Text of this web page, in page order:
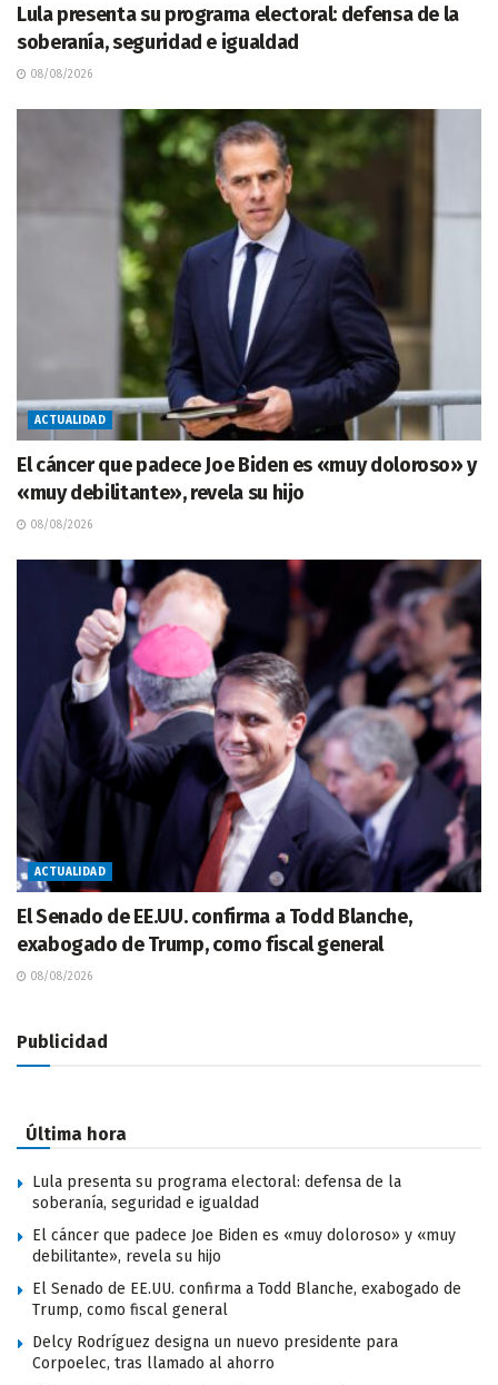
Lula presenta su programa electoral: defensa de la
soberanía, seguridad e igualdad
08/08/2026
ACTUALIDAD
El cáncer que padece Joe Biden es «muy doloroso» y
«muy debilitante», revela su hijo
08/08/2026
ACTUALIDAD
El Senado de EE.UU. confirma a Todd Blanche,
exabogado de Trump, como fiscal general
08/08/2026
Publicidad
Última hora
Lula presenta su programa electoral: defensa de la
soberanía, seguridad e igualdad
El cáncer que padece Joe Biden es «muy doloroso» y «muy
debilitante», revela su hijo
El Senado de EE.UU. confirma a Todd Blanche, exabogado de
Trump, como fiscal general
Delcy Rodríguez designa un nuevo presidente para
Corpoelec, tras llamado al ahorro